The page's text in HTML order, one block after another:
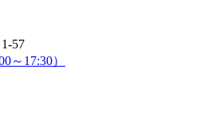
57
～17:30）